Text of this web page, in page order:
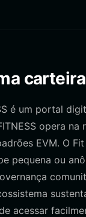
é um portal
opera
EVM. O
pequena ou
acessar